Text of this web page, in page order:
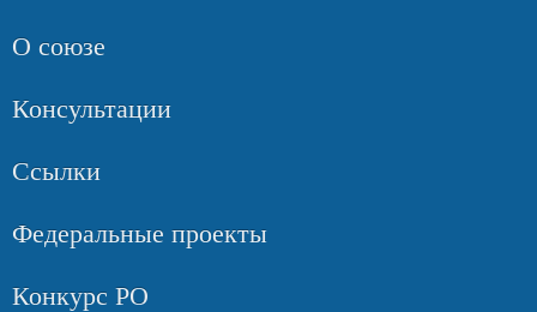
О союзе
Консультации
Ссылки
Федеральные проекты
Конкурс РО